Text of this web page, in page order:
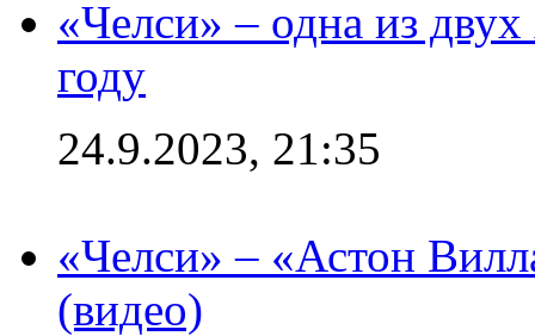
«Челси» – одна из
году
24.9.2023, 21:35
«Челси» – «Астон
(видео)